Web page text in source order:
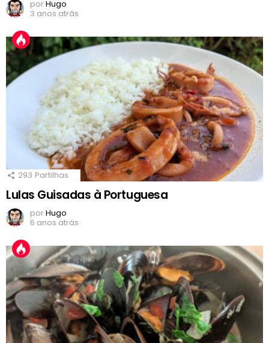
porHugo
3 anos atrás
293 Partilhas
Lulas Guisadas à Portuguesa
porHugo
6 anos atrás